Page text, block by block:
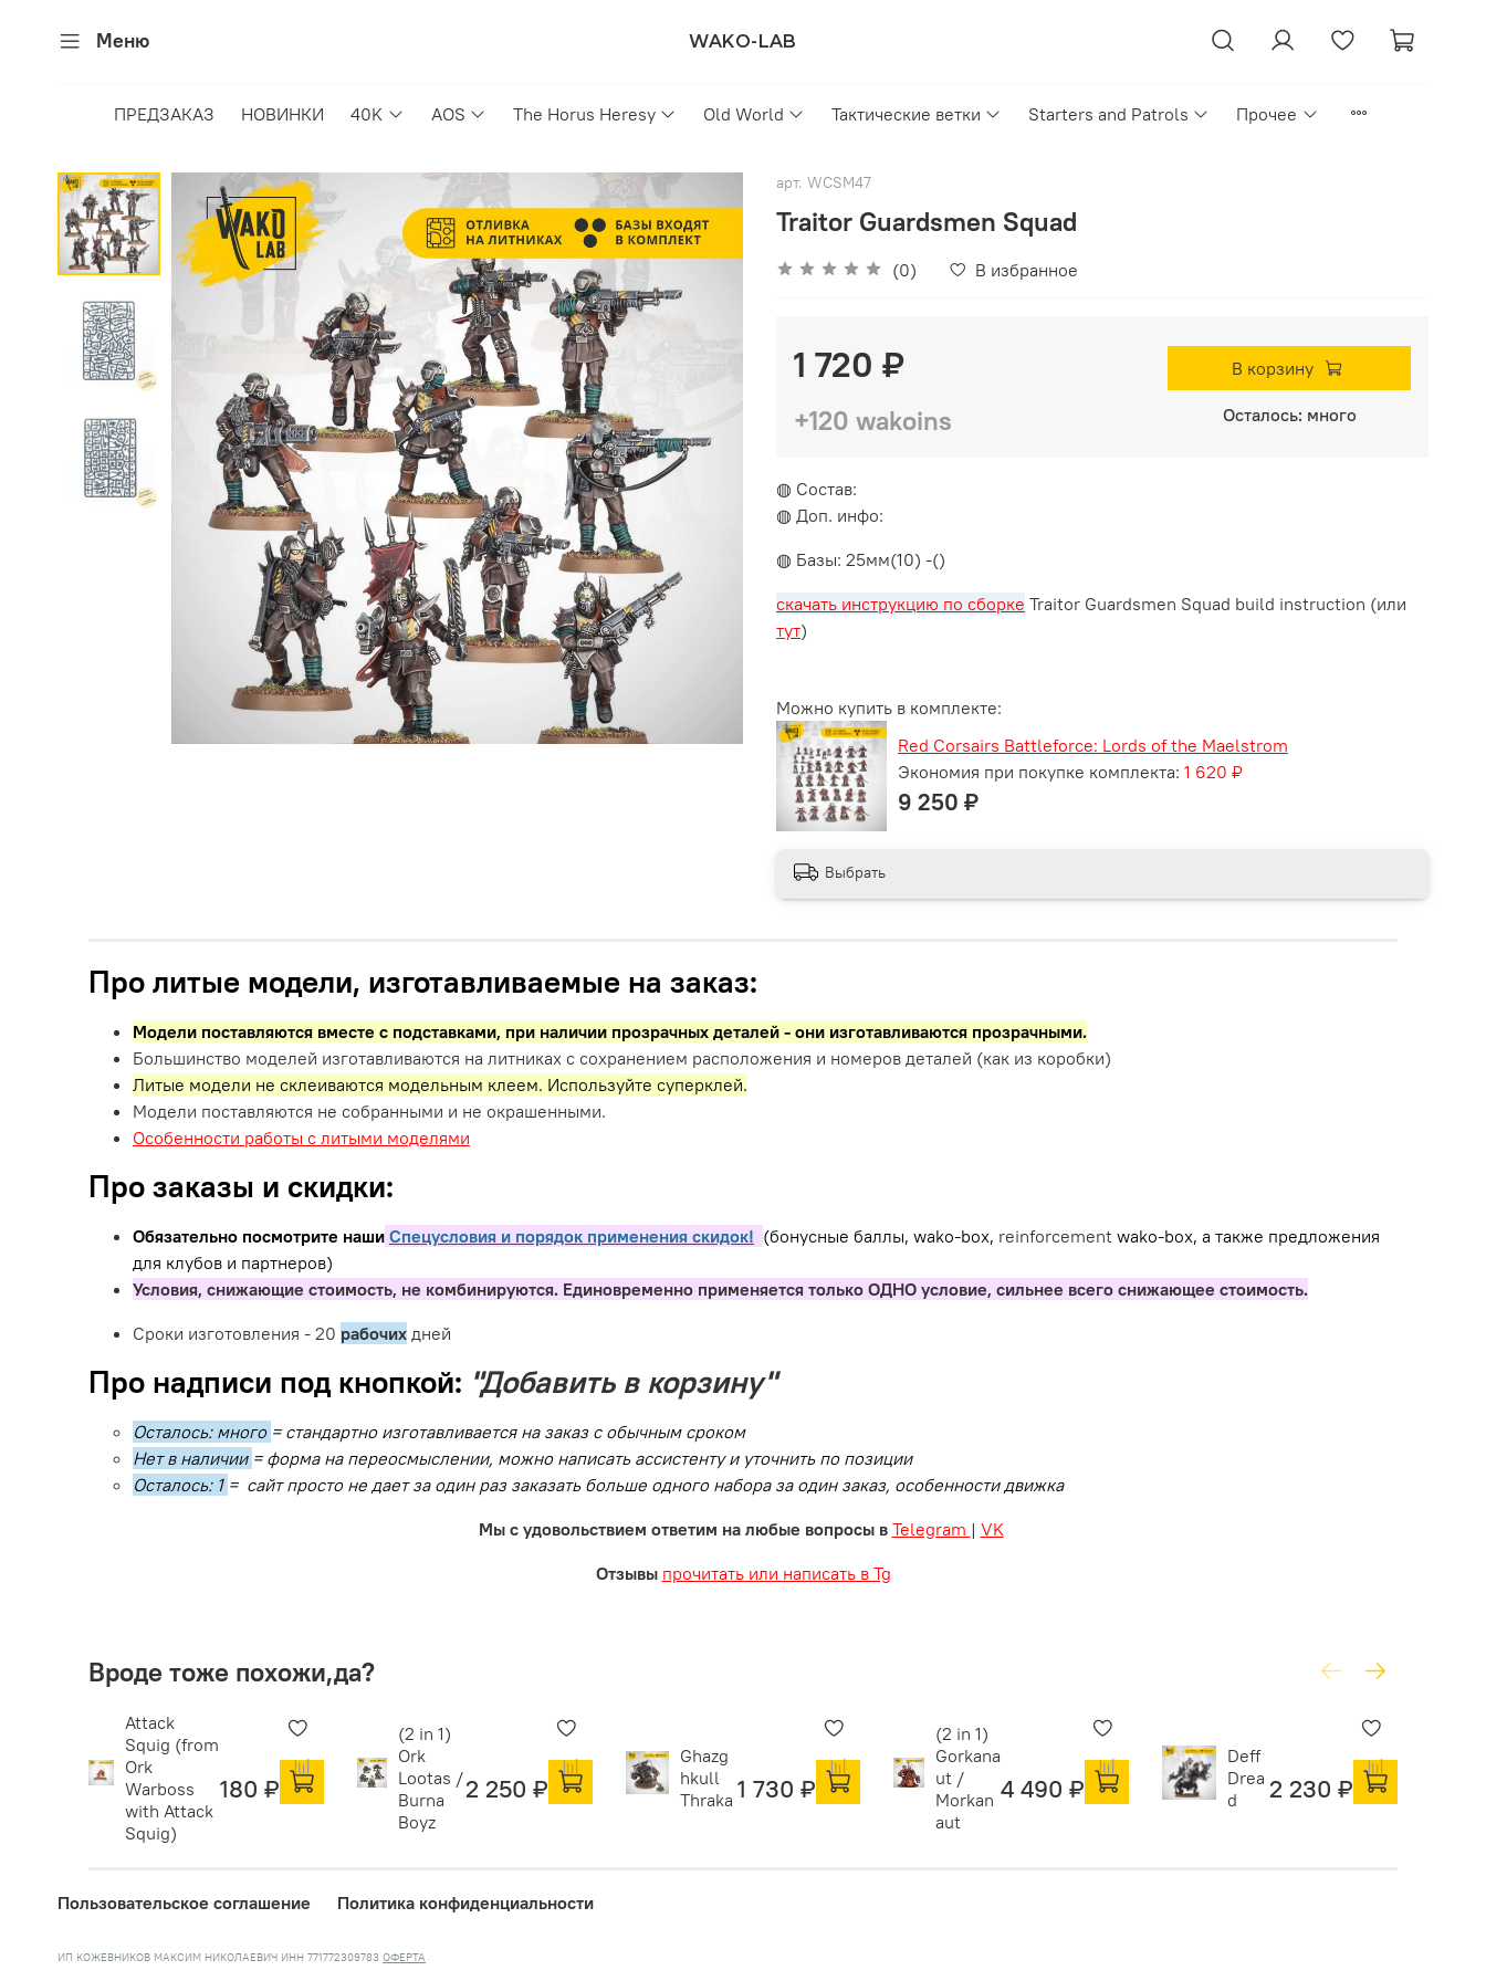
Меню WAKO-LAB
ПРЕДЗАКАЗ НОВИНКИ 40K AOS The Horus Heresy Old World Тактические ветки Starters and Patrols Прочее
арт. WCSM47
Traitor Guardsmen Squad
(0) В избранное
1 720 ₽
+120 wakoins
В корзину
Осталось: много
◍ Состав:
◍ Доп. инфо:
◍ Базы: 25мм(10) -()
скачать инструкцию по сборке Traitor Guardsmen Squad build instruction (или
тут)
Выбрать
Можно купить в комплекте:
Red Corsairs Battleforce: Lords of the Maelstrom
Экономия при покупке комплекта: 1 620 ₽
9 250 ₽
Про литые модели, изготавливаемые на заказ:
Модели поставляются вместе с подставками, при наличии прозрачных деталей - они изготавливаются прозрачными.
Большинство моделей изготавливаются на литниках с сохранением расположения и номеров деталей (как из коробки)
Литые модели не склеиваются модельным клеем. Используйте суперклей.
Модели поставляются не собранными и не окрашенными.
Особенности работы с литыми моделями
Про заказы и скидки:
Обязательно посмотрите наши Спецусловия и порядок применения скидок! (бонусные баллы, wako-box, reinforcement wako-box, а также предложения
для клубов и партнеров)
Условия, снижающие стоимость, не комбинируются. Единовременно применяется только ОДНО условие, сильнее всего снижающее стоимость.
Сроки изготовления - 20 рабочих дней
Про надписи под кнопкой: "Добавить в корзину"
Осталось: много = стандартно изготавливается на заказ с обычным сроком
Нет в наличии = форма на переосмыслении, можно написать ассистенту и уточнить по позиции
Осталось: 1 = сайт просто не дает за один раз заказать больше одного набора за один заказ, особенности движка
Мы с удовольствием ответим на любые вопросы в Telegram | VK
Отзывы прочитать или написать в Tg
Вроде тоже похожи,да?
Attack
Squig (from
Ork
Warboss
with Attack
Squig)
180 ₽
(2 in 1)
Ork
Lootas /
Burna
Boyz
2 250 ₽
Ghazg
hkull
Thraka 1 730 ₽
(2 in 1)
Gorkana
ut /
Morkan
aut
4 490 ₽
Deff
Drea
d
2 230 ₽
Пользовательское соглашение Политика конфиденциальности
ИП КОЖЕВНИКОВ МАКСИМ НИКОЛАЕВИЧ ИНН 771772309783 ОФЕРТА